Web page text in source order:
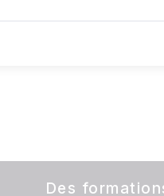
Des